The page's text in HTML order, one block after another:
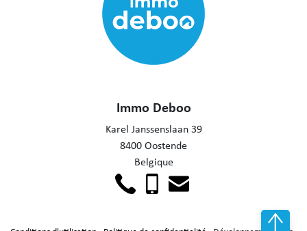
Immo Deboo
Karel Janssenslaan 39
8400 Oostende
Belgique